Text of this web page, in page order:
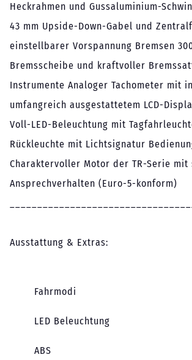
Heckrahmen und Gussaluminium-
43 mm Upside-Down-Gabel und
einstellbarer Vorspannung Bremsen
Bremsscheibe und kraftvoller
Instrumente Analoger Tachometer mit
umfangreich ausgestattetem LCD-
Voll-LED-Beleuchtung mit
Rückleuchte mit Lichtsignatur
Charaktervoller Motor der TR-Serie mit
Ansprechverhalten (Euro-5-konform)
Ausstattung & Extras:
Fahrmodi
LED Beleuchtung
ABS